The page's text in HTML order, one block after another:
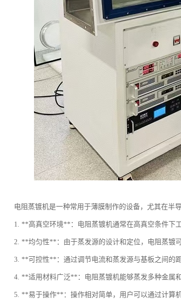
电阻蒸镀机是一种常用于薄膜制作的设备，尤其在半
1. **高真空环境**：电阻蒸镀机通常在高真空条件下
2. **均匀性**：由于蒸发源的设计和定位，电阻蒸镀
3. **可控性**：通过调节电流和蒸发源与基板之间的
4. **适用材料广泛**：电阻蒸镀机能够蒸发多种金属
5. **易于操作**：操作相对简单，用户可以通过计算